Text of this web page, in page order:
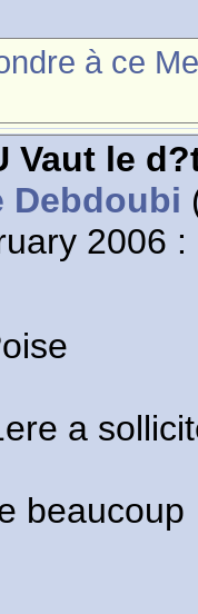
à ce
Vaut le
Debdoubi
2006 :
a
beaucoup